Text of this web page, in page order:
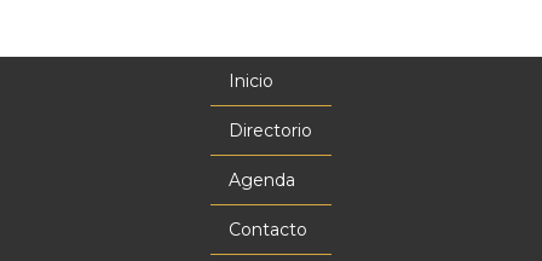
Inicio
Directorio
Agenda
Contacto